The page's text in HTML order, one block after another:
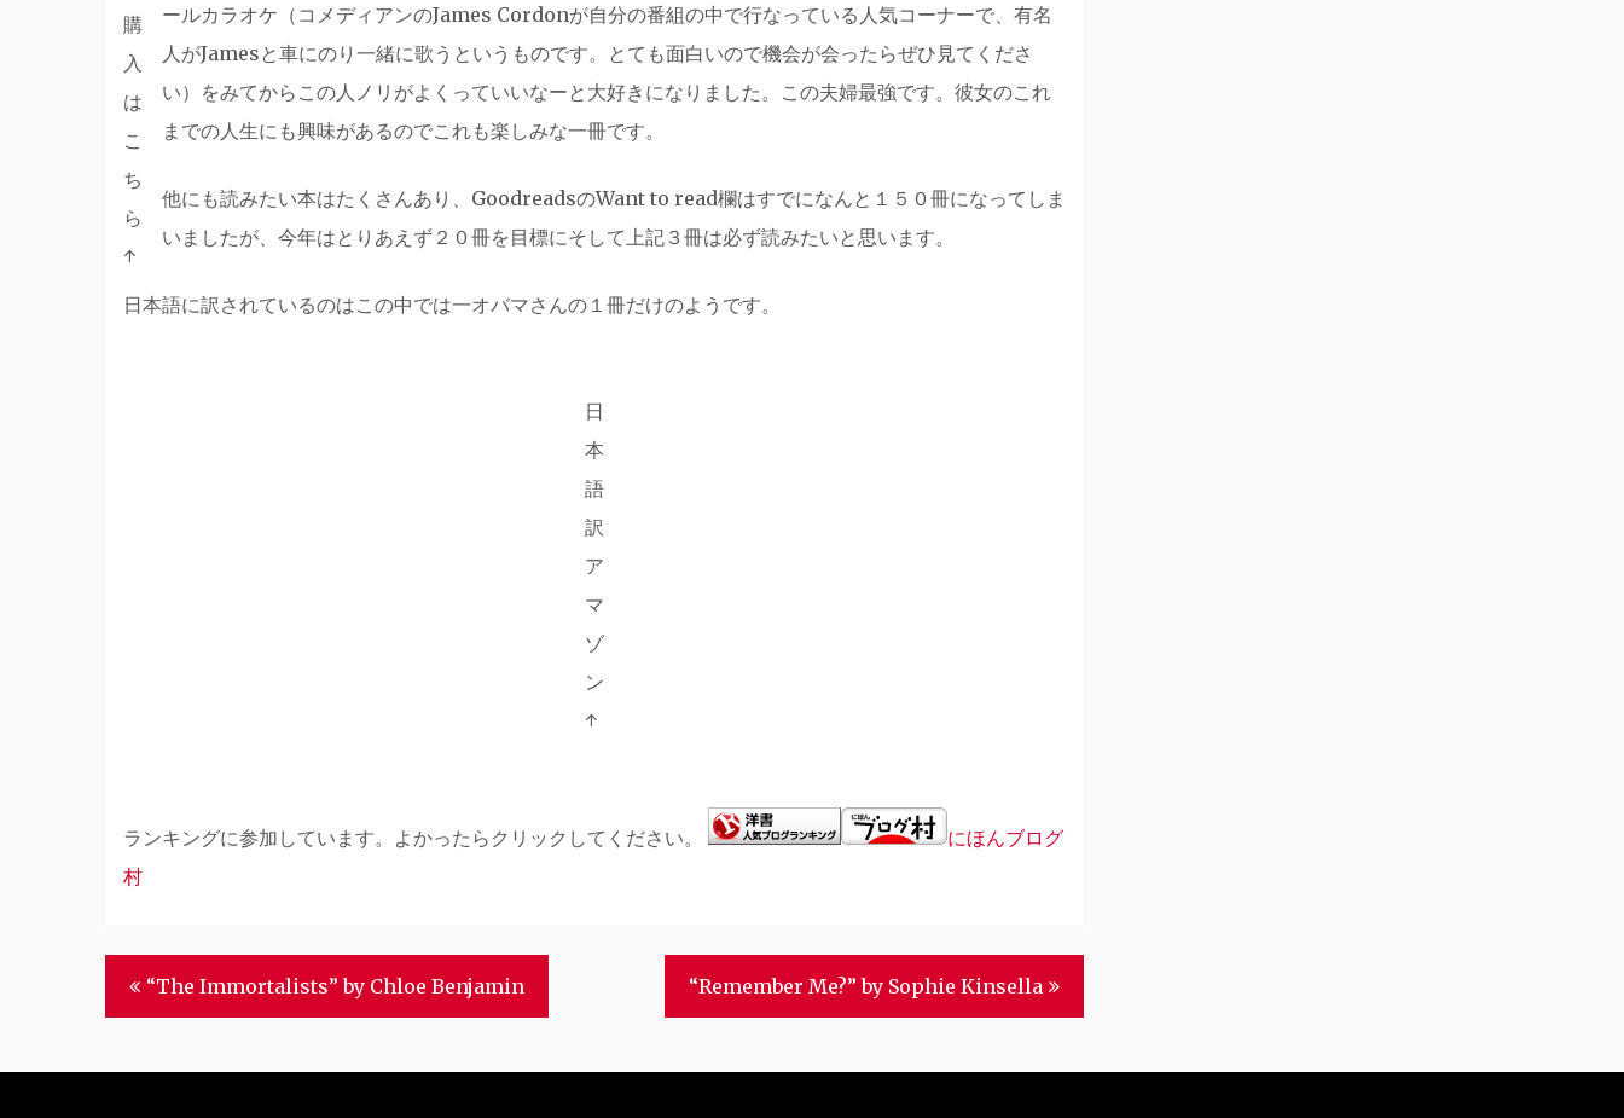
購
入
は
こ
ち
ら
↑
ールカラオケ（コメディアンのJames Cordonが自分の番組の中で行なっている人気コーナーで、有名
人がJamesと車にのり一緒に歌うというものです。とても面白いので機会が会ったらぜひ見てくださ
い）をみてからこの人ノリがよくっていいなーと大好きになりました。この夫婦最強です。彼女のこれ
までの人生にも興味があるのでこれも楽しみな一冊です。
他にも読みたい本はたくさんあり、GoodreadsのWant to read欄はすでになんと１５０冊になってしま
いましたが、今年はとりあえず２０冊を目標にそして上記３冊は必ず読みたいと思います。
日本語に訳されているのはこの中では一オバマさんの１冊だけのようです。
日
本
語
訳
ア
マ
ゾ
ン
↑
ランキングに参加しています。よかったらクリックしてください。
にほんブログ
村
Post
navigation
“The Immortalists” by Chloe Benjamin “Remember Me?” by Sophie Kinsella